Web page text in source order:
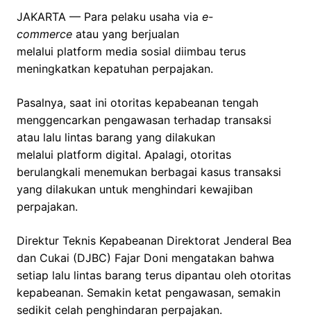
JAKARTA — Para pelaku usaha via e-
commerce atau yang berjualan
melalui platform media sosial diimbau terus
meningkatkan kepatuhan perpajakan.
Pasalnya, saat ini otoritas kepabeanan tengah
menggencarkan pengawasan terhadap transaksi
atau lalu lintas barang yang dilakukan
melalui platform digital. Apalagi, otoritas
berulangkali menemukan berbagai kasus transaksi
yang dilakukan untuk menghindari kewajiban
perpajakan.
Direktur Teknis Kepabeanan Direktorat Jenderal Bea
dan Cukai (DJBC) Fajar Doni mengatakan bahwa
setiap lalu lintas barang terus dipantau oleh otoritas
kepabeanan. Semakin ketat pengawasan, semakin
sedikit celah penghindaran perpajakan.